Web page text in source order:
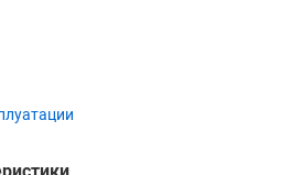
аккумуляторе. Для
USB Type-C, а это означает, что